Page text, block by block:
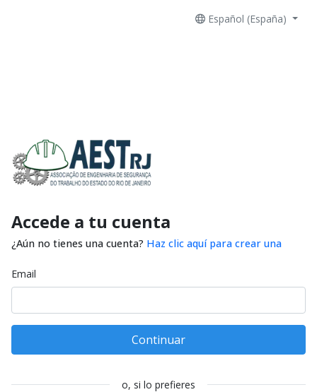
Español (España)
Accede a tu cuenta
¿Aún no tienes una cuenta? Haz clic aquí para crear una
Email
Continuar
o, si lo prefieres